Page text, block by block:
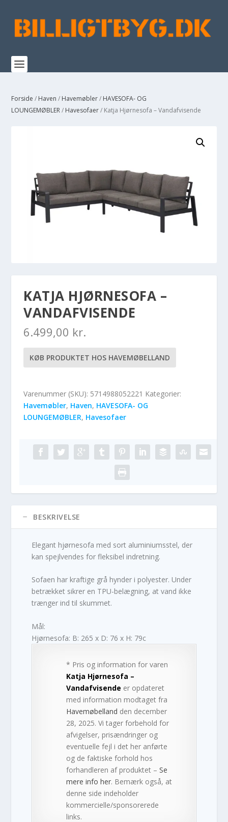
Forside / Haven / Havemøbler/ HAVESOFA- OG
LOUNGEMØBLER/ Havesofaer/ Katja Hjørnesofa – Vandafvisende
KATJA HJØRNESOFA –
VANDAFVISENDE
6.499,00 kr.
KØB PRODUKTET HOS HAVEMØBELLAND
Varenummer (SKU): 5714988052221 Kategorier:
Havemøbler, Haven, HAVESOFA- OG
LOUNGEMØBLER, Havesofaer
BESKRIVELSE
Elegant hjørnesofa med sort aluminiumsstel, der
kan spejlvendes for fleksibel indretning.
Sofaen har kraftige grå hynder i polyester. Under
betrækket sikrer en TPU-belægning, at vand ikke
trænger ind til skummet.
Mål:
Hjørnesofa: B: 265 x D: 76 x H: 79c
* Pris og information for varen
Katja Hjørnesofa –
Vandafvisende er opdateret
med information modtaget fra
Havemøbelland den december
28, 2025. Vi tager forbehold for
afvigelser, prisændringer og
eventuelle fejl i det her anførte
og de faktiske forhold hos
forhandleren af produktet –Se
mere info her. Bemærk også, at
denne side indeholder
kommercielle/sponsorerede
links.